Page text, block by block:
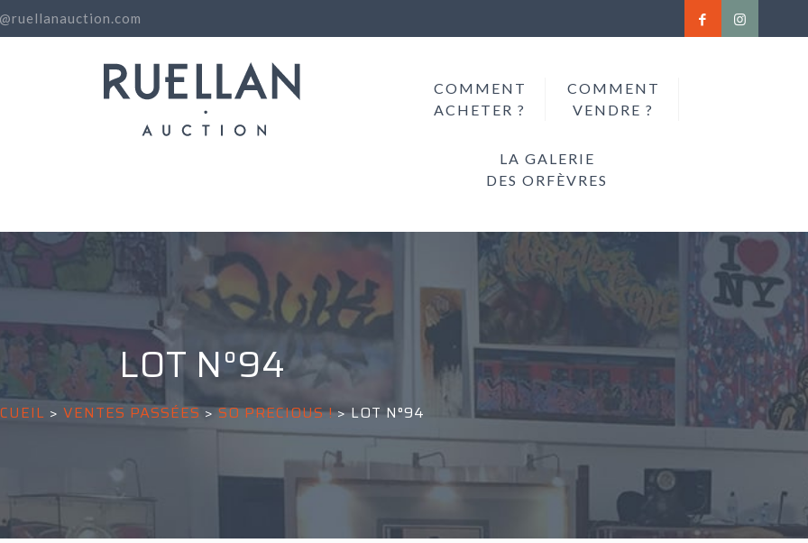
COMMENT
ACHETER ?
COMMENT
VENDRE ?
LA GALERIE
DES ORFÈVRES
LOT N°94
> VENTES PASSÉES>SO PRECIOUS !>LOT N°94